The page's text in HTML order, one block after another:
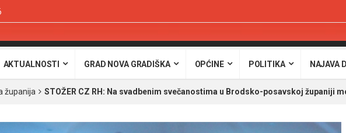
AKTUALNOSTI GRAD NOVA GRADIŠKA OPĆINE POLITIKA NAJAVA
županija STOŽER CZ RH: Na svadbenim svečanostima u Brodsko-posavskoj županiji